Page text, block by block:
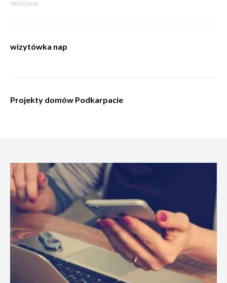
19/05/2026
wizytówka nap
Projekty domów Podkarpacie